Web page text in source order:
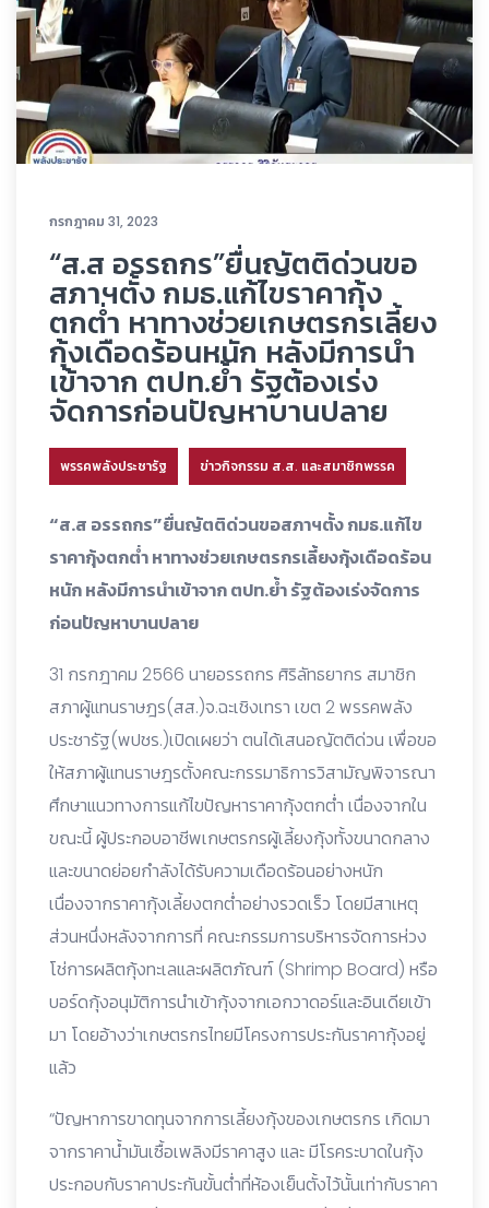
กรกฎาคม 31, 2023
“ส.ส อรรถกร”ยื่นญัตติด่วนขอ
สภาฯตั้ง กมธ.แก้ไขราคากุ้ง
ตกต่ำ หาทางช่วยเกษตรกรเลี้ยง
กุ้งเดือดร้อนหนัก หลังมีการนำ
เข้าจาก ตปท.ย้ำ รัฐต้องเร่ง
จัดการก่อนปัญหาบานปลาย
พรรคพลังประชารัฐ ข่าวกิจกรรม ส.ส. และสมาชิกพรรค
“ส.ส อรรถกร”ยื่นญัตติด่วนขอสภาฯตั้ง กมธ.แก้ไข
ราคากุ้งตกต่ำ หาทางช่วยเกษตรกรเลี้ยงกุ้งเดือดร้อน
หนัก หลังมีการนำเข้าจาก ตปท.ย้ำ รัฐต้องเร่งจัดการ
ก่อนปัญหาบานปลาย
31 กรกฎาคม 2566 นายอรรถกร ศิริลัทธยากร สมาชิก
สภาผู้แทนราษฎร(สส.)จ.ฉะเชิงเทรา เขต 2 พรรคพลัง
ประชารัฐ(พปชร.)เปิดเผยว่า ตนได้เสนอญัตติด่วน เพื่อขอ
ให้สภาผู้แทนราษฎรตั้งคณะกรรมาธิการวิสามัญพิจารณา
ศึกษาแนวทางการแก้ไขปัญหาราคากุ้งตกต่ำ เนื่องจากใน
ขณะนี้ ผู้ประกอบอาชีพเกษตรกรผู้เลี้ยงกุ้งทั้งขนาดกลาง
และขนาดย่อยกำลังได้รับความเดือดร้อนอย่างหนัก
เนื่องจากราคากุ้งเลี้ยงตกต่ำอย่างรวดเร็ว โดยมีสาเหตุ
ส่วนหนึ่งหลังจากการที่ คณะกรรมการบริหารจัดการห่วง
โช่การผลิตกุ้งทะเลและผลิตภัณฑ์ (Shrimp Board) หรือ
บอร์ดกุ้งอนุมัติการนำเข้ากุ้งจากเอกวาดอร์และอินเดียเข้า
มา โดยอ้างว่าเกษตรกรไทยมีโครงการประกันราคากุ้งอยู่
แล้ว
“ปัญหาการขาดทุนจากการเลี้ยงกุ้งของเกษตรกร เกิดมา
จากราคาน้ำมันเซื้อเพลิงมีราคาสูง และ มีโรคระบาดในกุ้ง
ประกอบกับราคาประกันขั้นต่ำที่ห้องเย็นตั้งไว้นั้นเท่ากับราคา